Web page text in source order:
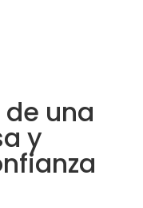
una
y